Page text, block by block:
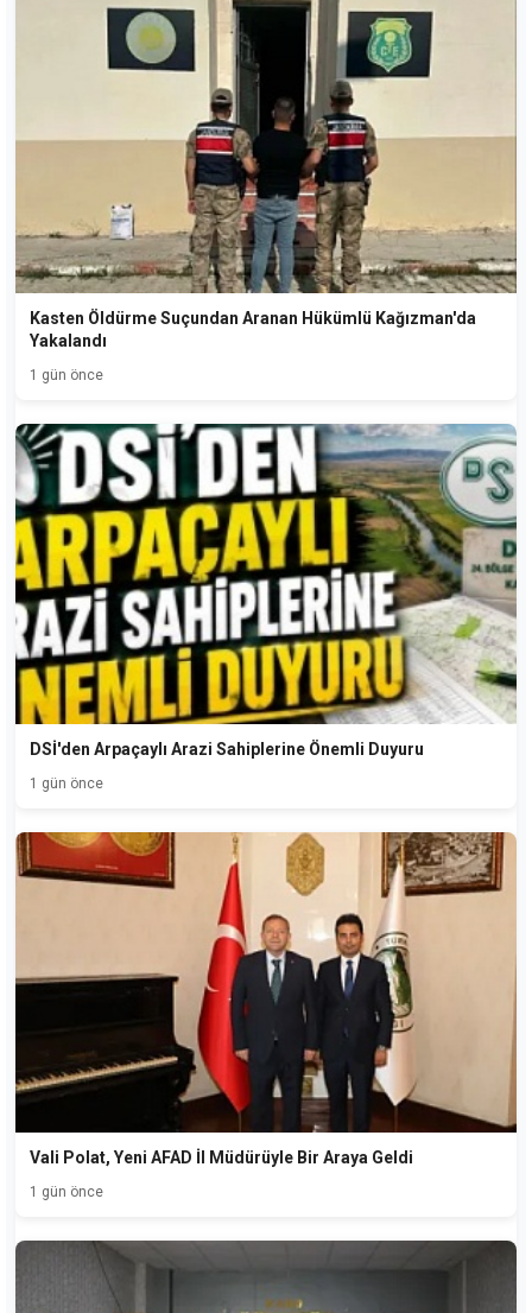
Kasten Öldürme Suçundan Aranan Hükümlü Kağızman'da
Yakalandı
1 gün önce
DSİ'den Arpaçaylı Arazi Sahiplerine Önemli Duyuru
1 gün önce
Vali Polat, Yeni AFAD İl Müdürüyle Bir Araya Geldi
1 gün önce